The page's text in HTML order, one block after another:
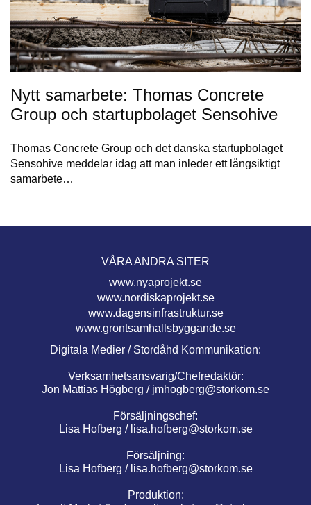
Nytt samarbete: Thomas Concrete
Group och startupbolaget Sensohive
Thomas Concrete Group och det danska startupbolaget
Sensohive meddelar idag att man inleder ett långsiktigt
samarbete…
VÅRA ANDRA SITER
www.nyaprojekt.se
www.nordiskaprojekt.se
www.dagensinfrastruktur.se
www.grontsamhallsbyggande.se
Digitala Medier / Stordåhd Kommunikation:
Verksamhetsansvarig/Chefredaktör:
Jon Mattias Högberg / jmhogberg@storkom.se
Försäljningschef:
Lisa Hofberg / lisa.hofberg@storkom.se
Försäljning:
Lisa Hofberg / lisa.hofberg@storkom.se
Produktion: